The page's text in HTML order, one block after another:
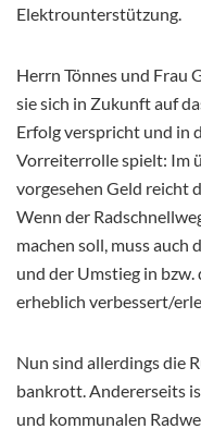
Elektrounterstützung.
Herrn Tönnes und Frau
sie sich in Zukunft auf
Erfolg verspricht und in
Vorreiterrolle spielt: Im
vorgesehen Geld reicht
Wenn der
machen soll, muss auch
und der Umstieg in
erheblich verbessert/
Nun sind allerdings die
bankrott. Andererseits
und kommunalen